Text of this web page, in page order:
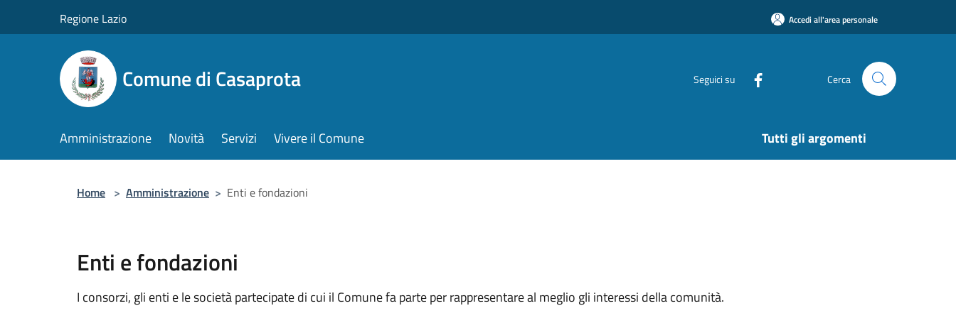
Regione Lazio Accedi all'area personale
Comune di Casaprota Seguici su Cerca
Amministrazione Novità Servizi Vivere il Comune Tutti gli argomenti
Home > Amministrazione > Enti e fondazioni
Enti e fondazioni
I consorzi, gli enti e le società partecipate di cui il Comune fa parte per rappresentare al meglio gli interessi della comunità.